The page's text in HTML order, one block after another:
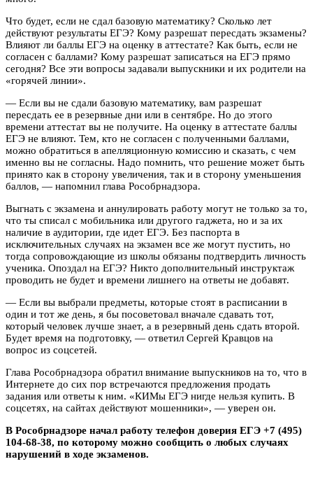
Что будет, если не сдал базовую математику? Сколько лет
действуют результаты ЕГЭ? Кому разрешат пересдать экзамены?
Влияют ли баллы ЕГЭ на оценку в аттестате? Как быть, если не
согласен с баллами? Кому разрешат записаться на ЕГЭ прямо
сегодня? Все эти вопросы задавали выпускники и их родители на
«горячей линии».
— Если вы не сдали базовую математику, вам разрешат
пересдать ее в резервные дни или в сентябре. Но до этого
времени аттестат вы не получите. На оценку в аттестате баллы
ЕГЭ не влияют. Тем, кто не согласен с полученными баллами,
можно обратиться в апелляционную комиссию и сказать, с чем
именно вы не согласны. Надо помнить, что решение может быть
принято как в сторону увеличения, так и в сторону уменьшения
баллов, — напомнил глава Рособрнадзора.
Выгнать с экзамена и аннулировать работу могут не только за то,
что ты списал с мобильника или другого гаджета, но и за их
наличие в аудитории, где идет ЕГЭ. Без паспорта в
исключительных случаях на экзамен все же могут пустить, но
тогда сопровождающие из школы обязаны подтвердить личность
ученика. Опоздал на ЕГЭ? Никто дополнительный инструктаж
проводить не будет и времени лишнего на ответы не добавят.
— Если вы выбрали предметы, которые стоят в расписании в
один и тот же день, я бы посоветовал вначале сдавать тот,
который человек лучше знает, а в резервный день сдать второй.
Будет время на подготовку, — ответил Сергей Кравцов на
вопрос из соцсетей.
Глава Рособрнадзора обратил внимание выпускников на то, что в
Интернете до сих пор встречаются предложения продать
задания или ответы к ним. «КИМы ЕГЭ нигде нельзя купить. В
соцсетях, на сайтах действуют мошенники», — уверен он.
В Рособрнадзоре начал работу телефон доверия ЕГЭ +7 (495)
104-68-38, по которому можно сообщить о любых случаях
нарушений в ходе экзаменов.